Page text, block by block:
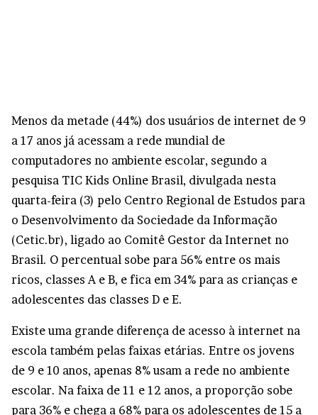
Menos da metade (44%) dos usuários de internet de 9
a 17 anos já acessam a rede mundial de
computadores no ambiente escolar, segundo a
pesquisa TIC Kids Online Brasil, divulgada nesta
quarta-feira (3) pelo Centro Regional de Estudos para
o Desenvolvimento da Sociedade da Informação
(Cetic.br), ligado ao Comitê Gestor da Internet no
Brasil. O percentual sobe para 56% entre os mais
ricos, classes A e B, e fica em 34% para as crianças e
adolescentes das classes D e E.
Existe uma grande diferença de acesso à internet na
escola também pelas faixas etárias. Entre os jovens
de 9 e 10 anos, apenas 8% usam a rede no ambiente
escolar. Na faixa de 11 e 12 anos, a proporção sobe
para 36% e chega a 68% para os adolescentes de 15 a